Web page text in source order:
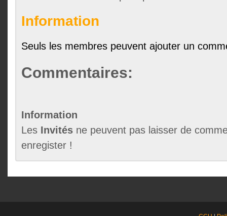
Information
Seuls les membres peuvent ajouter un
Commentaires:
Information
Les Invités ne peuvent pas laisser de
enregister !